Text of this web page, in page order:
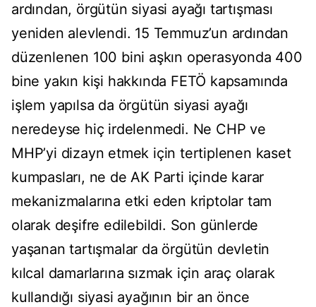
ardından, örgütün siyasi ayağı tartışması
yeniden alevlendi. 15 Temmuz’un ardından
düzenlenen 100 bini aşkın operasyonda 400
bine yakın kişi hakkında FETÖ kapsamında
işlem yapılsa da örgütün siyasi ayağı
neredeyse hiç irdelenmedi. Ne CHP ve
MHP’yi dizayn etmek için tertiplenen kaset
kumpasları, ne de AK Parti içinde karar
mekanizmalarına etki eden kriptolar tam
olarak deşifre edilebildi. Son günlerde
yaşanan tartışmalar da örgütün devletin
kılcal damarlarına sızmak için araç olarak
kullandığı siyasi ayağının bir an önce